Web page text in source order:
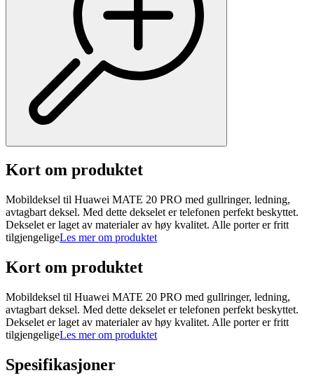
Kort om produktet
Mobildeksel til Huawei MATE 20 PRO med gullringer, ledning,
avtagbart deksel. Med dette dekselet er telefonen perfekt beskyttet.
Dekselet er laget av materialer av høy kvalitet. Alle porter er fritt
tilgjengeligeLes mer om produktet
Kort om produktet
Mobildeksel til Huawei MATE 20 PRO med gullringer, ledning,
avtagbart deksel. Med dette dekselet er telefonen perfekt beskyttet.
Dekselet er laget av materialer av høy kvalitet. Alle porter er fritt
tilgjengeligeLes mer om produktet
Spesifikasjoner